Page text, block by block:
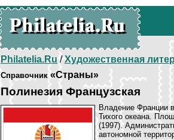
Philatelia.Ru/Художественная
Справочник«Страны»
Полинезия Французская
Владение Франции
Тихого океана.
(1997).
автономной